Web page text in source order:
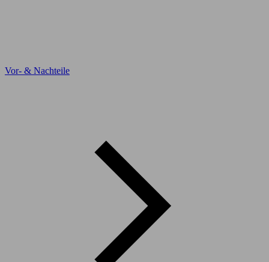
Vor- & Nachteile